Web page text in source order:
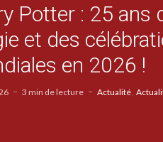
Potter : 25 ans
et des
en 2026 !
3 min de lecture Actualité